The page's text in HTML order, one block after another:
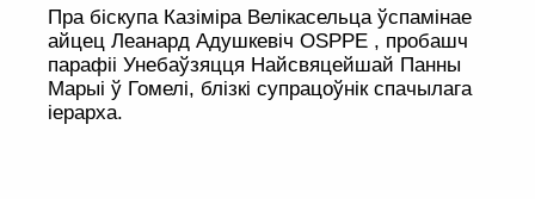
Пра біскупа Казіміра Велікасельца ўспамінае
айцец Леанард Адушкевіч OSPPE , пробашч
парафіі Унебаўзяцця Найсвяцейшай Панны
Марыі ў Гомелі, блізкі супрацоўнік спачылага
іерарха.